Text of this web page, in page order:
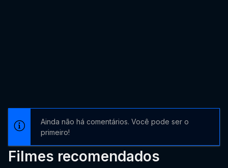
Ainda não há comentários. Você pode ser o
primeiro!
Filmes recomendados